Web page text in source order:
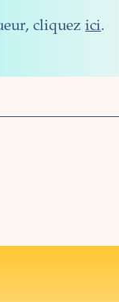
cliquezici.